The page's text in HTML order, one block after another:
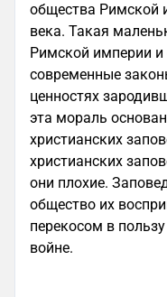
общества Римской
века. Такая
Римской империи и
современные
ценностях
эта мораль
христианских
христианских
они плохие.
общество их
перекосом в
войне.